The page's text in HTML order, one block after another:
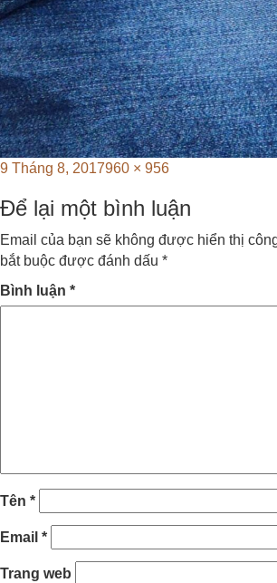
Posted
9 Tháng 8, 2017Full
960 × 956
Để lại một bình luận
Email của bạn sẽ không được hiển thị
bắt buộc được đánh dấu *
Bình luận *
Tên *
Email *
Trang web